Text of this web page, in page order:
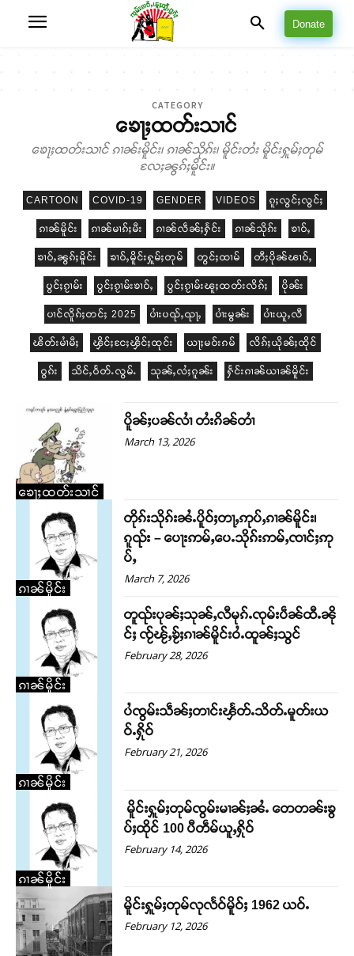
Donate
CATEGORY
ၶေႃႈထတ်းသၢင်
ၶေႃႈထတ်းသၢင် ၵၢၼ်းမိူင်း၊ ၵၢၼ်သိုၵ်း၊ မိူင်းတႆး မိူင်းႁူမ်ႈတုမ်
လႄႈၼွၵ်ႈမိူင်း။
CARTOON COVID-19 GENDER VIDEOS ၵူႈလွင်ႈလွင်ႈ
ၵၢၼ်မိူင်း ၵၢၼ်မၢၵ်ႈမီး ၵၢၼ်လဵၼ်ႈႁႅင်း ၵၢၼ်သိုၵ်း ၶၢဝ်ႇ
ၶၢဝ်ႇၼွၵ်ႈမိူင်း ၶၢဝ်ႇမိူင်းႁူမ်ႈတုမ် တွင်ႈထၢမ် တီႈပိုၼ်ၽၢဝ်ႇ
ပွင်ႈၵႂၢမ်း ပွင်ႈၵႂၢမ်းၶၢဝ်ႇ ပွင်ႈၵႂၢမ်းၽူႈထတ်းလိၵ်ႈ ပိုၼ်း
ပၢင်လိူၵ်ႈတင်ႈ 2025 ပၢႆးပၺ်ႇၺႃႇ ပၢႆးမွၼ်း ပၢႆးယူႇလီ
ၽိတ်းမၢႆမီႈ ၾိင်ႈငႄႈၾိင်ႈထုင်း ယႃႈမဝ်းၵမ် လိၵ်ႈယိုၼ်ႈထိုင်
ဝွၵ်း သိင်ႇဝႅတ်ႉလွမ်ႉ သုၼ်ႇလႆႈၵူၼ်း ႁႅင်းၵၢၼ်ယၢၼ်မိူင်း
ၶေႃႈထတ်းသၢင်
ပိူၼ်ႈပၼ်လၢႆ တႆးၵိၼ်တၢႆ
March 13, 2026
ၵၢၼ်မိူင်း
တိုၵ်းသိုၵ်းၼႆႉပိူဝ်ႈတႃႇဢုပ်ႇၵၢၼ်မိူင်း၊ ​​
ၵူၺ်း – ပေႃးဢမ်ႇ​​ပေႉသိုၵ်းဢမ်ႇၸၢင်ႈဢု
ပ်ႇ
March 7, 2026
ၵၢၼ်မိူင်း
တူၺ်းပုၼ်ႈသုၼ်ႇလီမုၵ်ႉၸုမ်းပဵၼ်ထီႉၼို
င်ႈ ၸႂ်ၽႂ်ႇၶႂ်ႈၵၢၼ်မိူင်းဝႆႉထူၼ်ႈသွင်
February 28, 2026
ၵၢၼ်မိူင်း
ပႆၸွမ်းသဵၼ်ႈတၢင်းၾႅတ်ႉသိတ်ႉမူတ်းယ
ဝ်ႉႁိုဝ်
February 21, 2026
ၵၢၼ်မိူင်း
မိူင်းႁူမ်ႈတုမ်ၸွမ်းမၢၼ်ႈၼႆႉ ​​တေတၼ်းၶွ
ပ်ႈထိုင် 100 ပီတဵမ်ယူႇႁိုဝ်
February 14, 2026
မိူင်းႁူမ်ႈတုမ်လုလႅဝ်မိူဝ်ႈ 1962 ယဝ်ႉ
February 12, 2026